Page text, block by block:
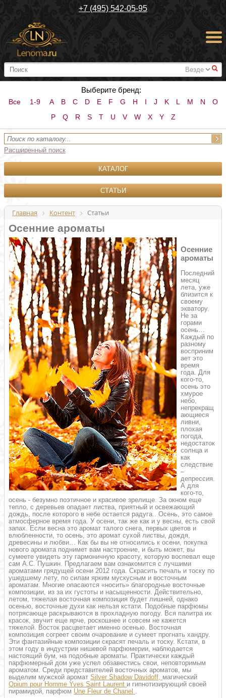
+7 (495) 542-05-95
#
Выберите бренд:
Все 1-9 A B C D E F G H I J K L M N
O
P
Q R S T U V W X Y Z
Расширенный поиск
КАТАЛОГ
СТАТЬИ
Главная Контент Статьи
Осенние ароматы
Осенние
ароматы
Последний
месяц
лета, уже
близится к
своему
экватору.
Не за
горами
осень…
Каждый по
разному
восприним
ает это
время
года. Для
кого-то,
осень это
хмурое
небо,
непрекращ
ающиеся
ливни,
плохая
погода,
недостаток
солнца и
как
следствие
–
депрессия.
А для
кого-то,
осень - безумно поэтичное и красивое зрелище. За окном еще
тепло, с деревьев опадает листва, приятный и освежающий
дождь, после которого в небе остается радуга.. Осень, это самое
атмосферное время года. У осени, так же как и у весны, есть свой
запах. Если весна это аромат талого снега, первых цветов и
влюбленности, то осень, это аромат сухой листвы, дождя,
древесины и любви… Как бы вы не относились к осени, покупка
нового аромата поднимет вам настроение, и быть может, вы
сумеете увидеть эту гармоничную красоту, которую воспевал еще
сам А.С. Пушкин. Предлагаем вам ознакомится с лучшими
ароматами грядущей осени 2012 года. Скрасить печаль и тоску по
ушедшему лету, по силам ярким мускусным и восточным
ароматам. Многие опасаются «носить» благородные восточные
композиции, из за их густоты и насыщенности. Действительно,
летом, тяжелая восточная композиция будет лишней, однако
осенью, восточные духи как нельзя кстати. Подобные парфюмы
потрясающе раскрываются в прохладную погоду. Вся палитра их
красок, звучит еще ярче, роскошнее и совсем не кажется
тяжелой. Восток расцветает именно осенью. Восточная
композиция согреет своим очарование и сумеет прогнать хандру.
Эти фантазийные композиции скрасят печаль и тоску. Кстати, в
этом году в индустрии нишевой парфюмерии, наблюдается
настоящий бум, на подобные ароматы. Практически каждый
парфюмерный дом уже успел обзавестись свои, неповторимым
ароматом. Среди представителей восточных ароматов, мы
выделим мужской аромат Silver Shadow Davidoff, магический
Opium pour Homme Yves Saint Laurent и гипнотизирующий своей
пирамидой, парфюм Une Fleur de Chanel .